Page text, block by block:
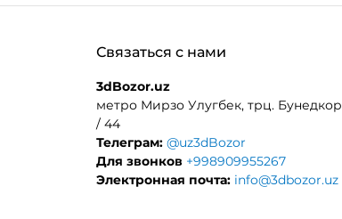
Связаться с нами
3dBozor.uz
метро Мирзо Улугбек, трц. Бунедкор
/ 44
Телеграм: @uz3dBozor
Для звонков +998909955267
Электронная почта: info@3dbozor.uz